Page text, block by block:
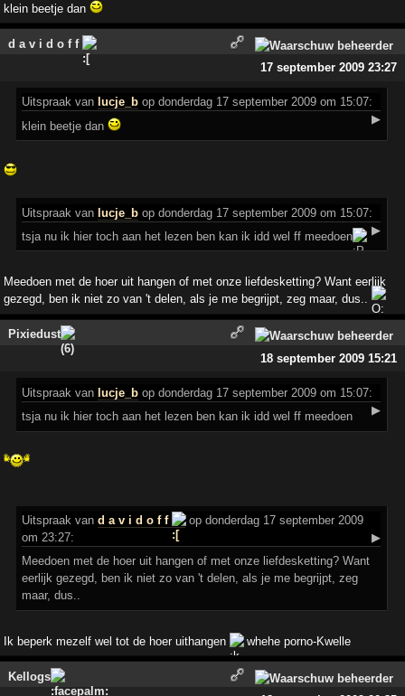
klein beetje dan
d a v i d o f f
17 september 2009 23:27
Uitspraak van lucje_b op donderdag 17 september 2009 om 15:07:
▶
klein beetje dan
Uitspraak vanlucje_b op donderdag 17 september 2009 om 15:07:
▶
tsja nu ik hier toch aan het lezen ben kan ik idd wel ff meedoen
Meedoen met de hoer uit hangen of met onze liefdesketting? Want eerlijk
gezegd, ben ik niet zo van 't delen, als je me begrijpt, zeg maar, dus..
Pixiedust
18 september 2009 15:21
Uitspraak vanlucje_b op donderdag 17 september 2009 om 15:07:
▶
tsja nu ik hier toch aan het lezen ben kan ik idd wel ff meedoen
Uitspraak vand a v i d o f f
op donderdag 17 september 2009
om 23:27:
▶
Meedoen met de hoer uit hangen of met onze liefdesketting? Want
eerlijk gezegd, ben ik niet zo van 't delen, als je me begrijpt, zeg
maar, dus..
Ik beperk mezelf wel tot de hoer uithangen whehe porno-Kwelle
Kellogs